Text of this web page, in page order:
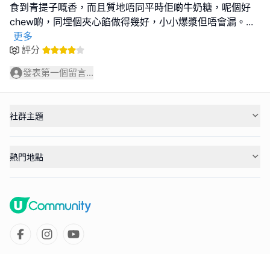
食到青提子嘅香，而且質地唔同平時佢啲牛奶糖，呢個好
chew啲，同埋個夾心餡做得幾好，小小爆漿但唔會漏。 ...
更多
評分
發表第一個留言...
社群主題
熱門地點